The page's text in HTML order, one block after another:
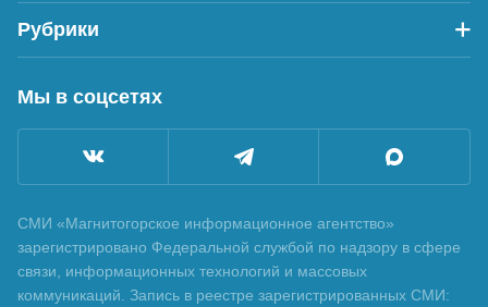
Рубрики
Мы в соцсетях
СМИ «Магнитогорское информационное агентство»
зарегистрировано Федеральной службой по надзору в сфере
связи, информационных технологий и массовых
коммуникаций. Запись в реестре зарегистрированных СМИ: